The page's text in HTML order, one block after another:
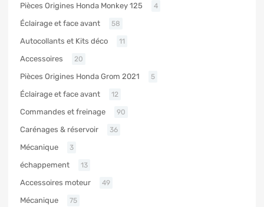
Pièces Origines Honda Monkey 125 4
Éclairage et face avant 58
Autocollants et Kits déco 11
Accessoires 20
Pièces Origines Honda Grom 2021 5
Éclairage et face avant 12
Commandes et freinage 90
Carénages & réservoir 36
Mécanique 3
échappement 13
Accessoires moteur 49
Mécanique 75